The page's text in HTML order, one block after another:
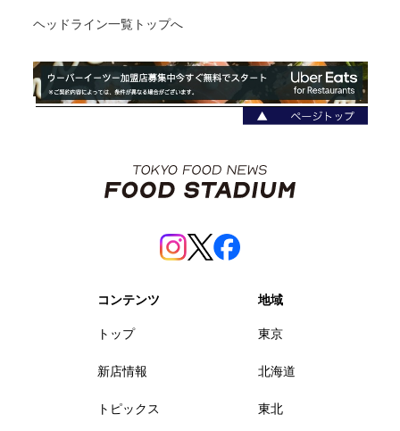
ヘッドライン一覧トップへ
コンテンツ
トップ
新店情報
トピックス
地域
東京
北海道
東北